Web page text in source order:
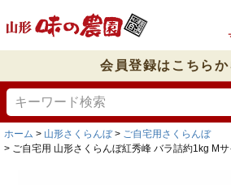
会員登録はこちらか
ホーム 山形さくらんぼ
ご自宅用さくらんぼ
ご自宅用 山形さくらんぼ紅秀峰 バラ詰約1kg Mサ